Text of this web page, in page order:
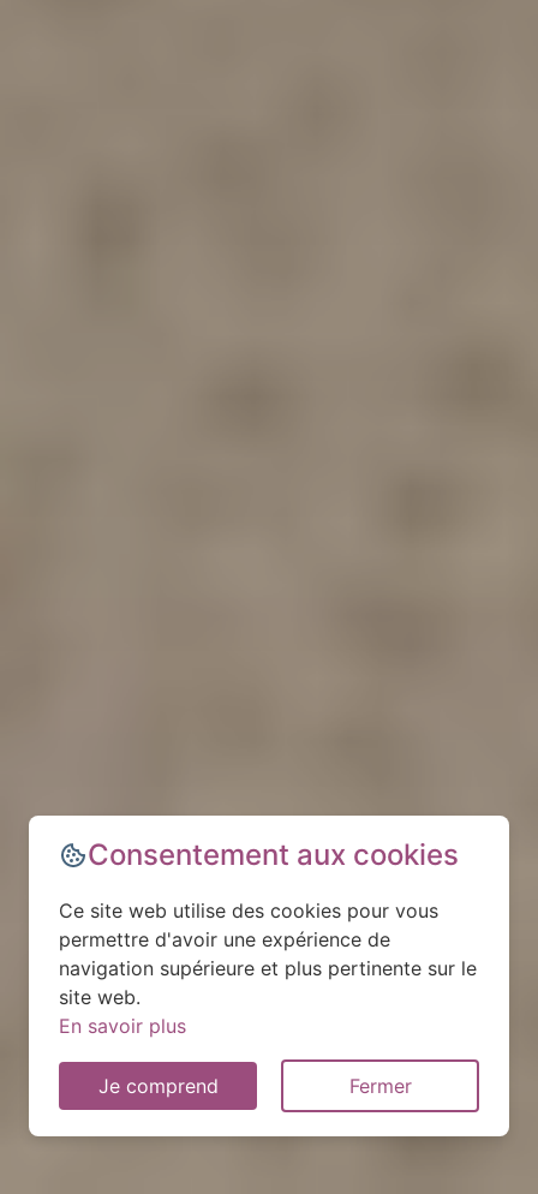
Consentement aux cookies
Ce site web utilise des cookies pour vous
permettre d'avoir une expérience de
navigation supérieure et plus pertinente sur le
site web.
En savoir plus
Je comprend Fermer